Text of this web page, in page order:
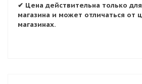
✔ Цена действительна только
магазина и может отличаться от
магазинах.